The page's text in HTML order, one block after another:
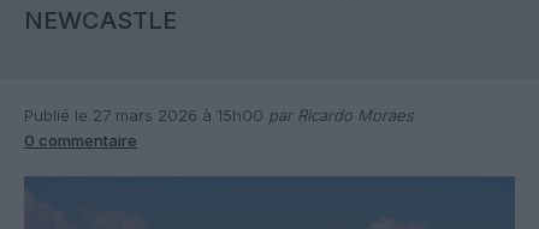
NEWCASTLE
Publié le 27 mars 2026 à 15h00 par Ricardo Moraes
0 commentaire